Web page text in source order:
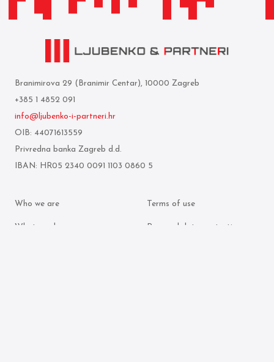
Branimirova 29 (Branimir Centar), 10000 Zagreb
+385 1 4852 091
info@ljubenko-i-partneri.hr
OIB: 44071613559
Privredna banka Zagreb d.d.
IBAN: HR05 2340 0091 1103 0860 5
Who we are
What we do
Terms of use
Personal data protection